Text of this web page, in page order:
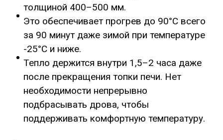
толщиной 400–500 мм.
Это обеспечивает прогрев до 90°C всего
за 90 минут даже зимой при температуре
-25°C и ниже.
Тепло держится внутри 1,5–2 часа даже
после прекращения топки печи. Нет
необходимости непрерывно
подбрасывать дрова, чтобы
поддерживать комфортную температуру.